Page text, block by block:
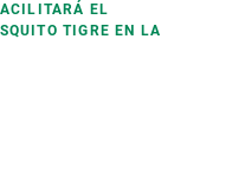
EL
TIGRE EN LA